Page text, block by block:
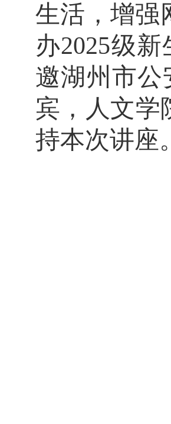
生活，增强
办2025级
邀湖州市
宾，人文学
持本次讲座。